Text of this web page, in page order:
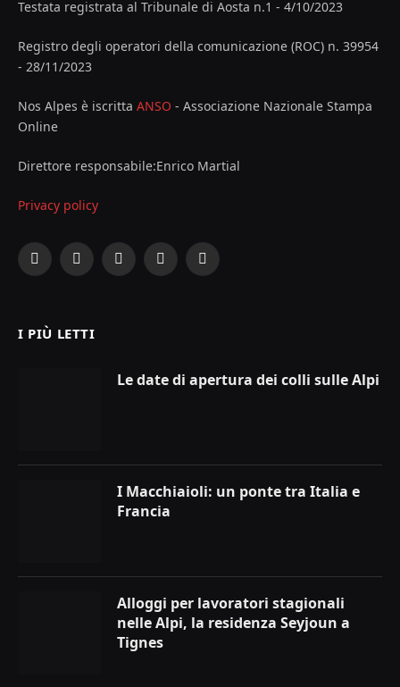
Testata registrata al Tribunale di Aosta n.1 - 4/10/2023
Registro degli operatori della comunicazione (ROC) n. 39954
- 28/11/2023
Nos Alpes è iscritta ANSO - Associazione Nazionale Stampa
Online
Direttore responsabile:Enrico Martial
Privacy policy
Facebook
X
InstagramYouTubeLinkedIn
I PIÙ LETTI
Le date di apertura dei colli sulle Alpi
I Macchiaioli: un ponte tra Italia e
Francia
Alloggi per lavoratori stagionali
nelle Alpi, la residenza Seyjoun a
Tignes